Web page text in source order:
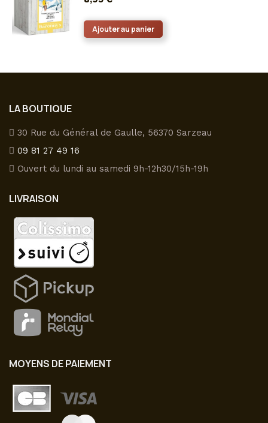
page
Ajouter au panier
LA BOUTIQUE
30 Rue du Général de Gaulle, 56370 Sarzeau
09 81 27 49 16
Ouvert du lundi au samedi 9h-12h30/15h-19h
LIVRAISON
MOYENS DE PAIEMENT